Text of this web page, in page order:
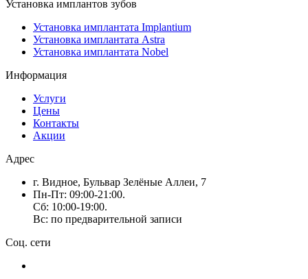
Установка имплантов зубов
Установка имплантата Implantium
Установка имплантата Astra
Установка имплантата Nobel
Информация
Услуги
Цены
Контакты
Акции
Адрес
г. Видное, Бульвар Зелёные Аллеи, 7
Пн-Пт: 09:00-21:00.
Сб: 10:00-19:00.
Вс: по предварительной записи
Соц. сети